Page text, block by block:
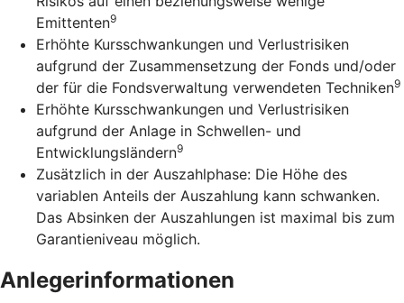
Emittenten9
Erhöhte Kursschwankungen und Verlustrisiken
aufgrund der Zusammensetzung der Fonds und/oder
der für die Fondsverwaltung verwendeten Techniken9
Erhöhte Kursschwankungen und Verlustrisiken
aufgrund der Anlage in Schwellen- und
Entwicklungsländern9
Zusätzlich in der Auszahlphase: Die Höhe des
variablen Anteils der Auszahlung kann schwanken.
Das Absinken der Auszahlungen ist maximal bis zum
Garantieniveau möglich.
Anlegerinformationen